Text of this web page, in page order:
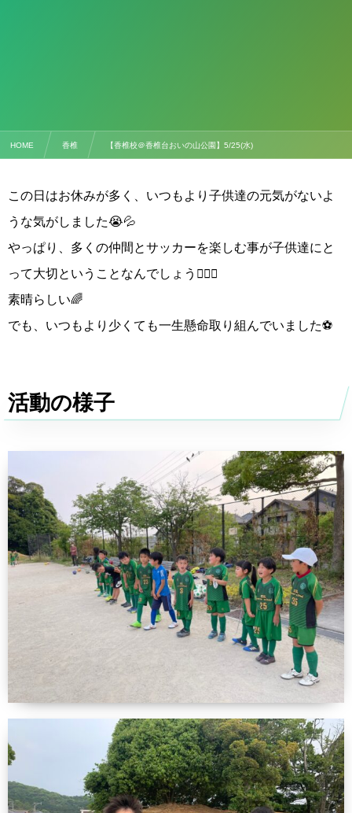
HOME 香椎 【香椎校＠香椎台おいの山公園】5/25(水)
この日はお休みが多く、いつもより子供達の元気がないよ
うな気がしました😭💦
やっぱり、多くの仲間とサッカーを楽しむ事が子供達にと
って大切ということなんでしょう👍🏻✨
素晴らしい🌈
でも、いつもより少くても一生懸命取り組んでいました⚽️
活動の様子